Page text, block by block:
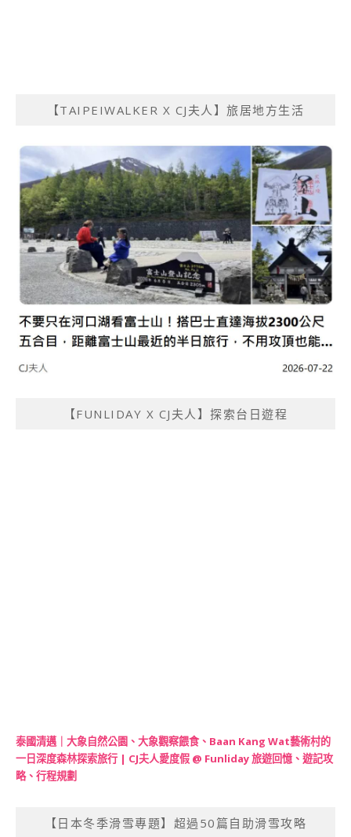
【TAIPEIWALKER X CJ夫人】旅居地方生活
【FUNLIDAY X CJ夫人】探索台日遊程
泰國清邁｜大象自然公園、大象觀察餵食、Baan Kang Wat藝術村的
一日深度森林探索旅行 | CJ夫人愛度假 @ Funliday 旅遊回憶、遊記攻
略、行程規劃
【日本冬季滑雪專題】超過50篇自助滑雪攻略